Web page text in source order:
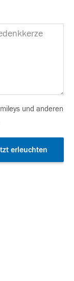
und anderen
erleuchten